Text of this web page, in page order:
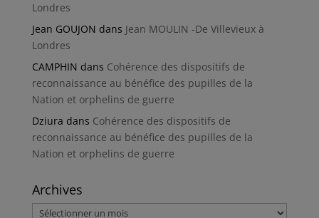
Londres
Jean GOUJON dans Jean MOULIN -De Villevieux à
Londres
CAMPHIN dans Cohérence des dispositifs de
reconnaissance au bénéfice des pupilles de la
Nation et orphelins de guerre
Dziura dans Cohérence des dispositifs de
reconnaissance au bénéfice des pupilles de la
Nation et orphelins de guerre
Archives
Archives